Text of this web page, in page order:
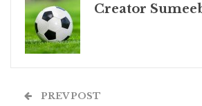
Creator
PREV POST